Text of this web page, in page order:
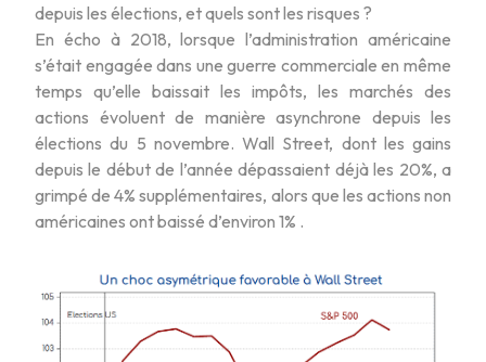
depuis les élections, et quels sont les risques ?
En écho à 2018, lorsque l’administration américaine
s’était engagée dans une guerre commerciale en même
temps qu’elle baissait les impôts, les marchés des
actions évoluent de manière asynchrone depuis les
élections du 5 novembre. Wall Street, dont les gains
depuis le début de l’année dépassaient déjà les 20%, a
grimpé de 4% supplémentaires, alors que les actions non
américaines ont baissé d’environ 1% .